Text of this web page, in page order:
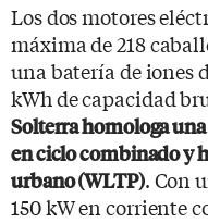
Los dos motores
máxima de 218
una batería de iones
kWh de capacidad
Solterra homologa
en ciclo combinado y
urbano (WLTP). Con
150 kW en corriente